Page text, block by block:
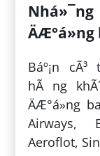
Nhá»¯ng
Báº¡n cÃ³
hÃ ng
ÄÆ°á»ng
Airways,
Aeroflot,